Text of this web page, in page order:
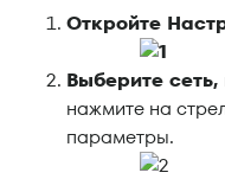
Откройте
Выберите
нажмите на
параметры.